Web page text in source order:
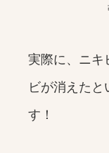
実際に、ニキ
ビが消えた
す！